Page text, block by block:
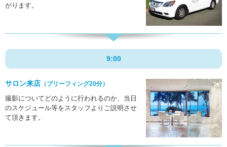
がります。
9:00
サロン来店 （ブリーフィング20分）
撮影についてどのように行われるのか、当日
のスケジュール等をスタッフよりご説明させ
て頂きます。